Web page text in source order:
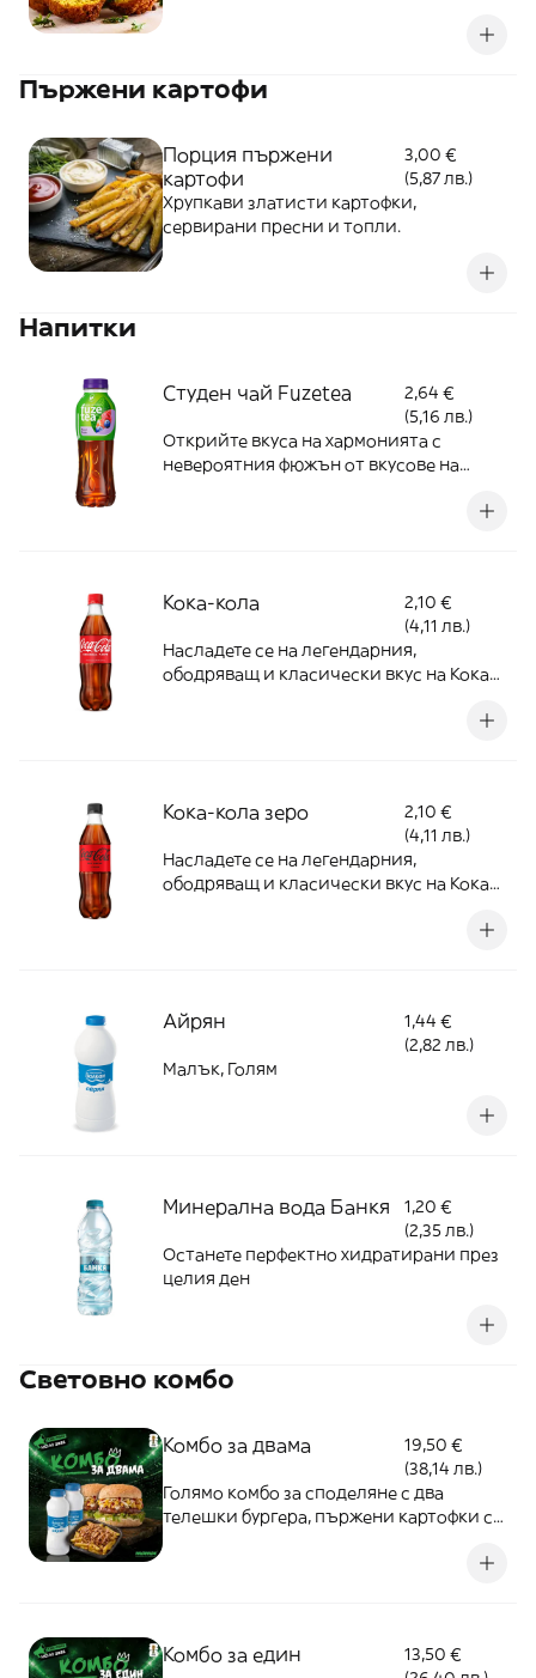
Пържени картофи
Порция пържени
картофи
3,00 €
(5,87 лв.)
Хрупкави златисти картофки,
сервирани пресни и топли.
Напитки
Студен чай Fuzetea
2,64 €
(5,16 лв.)
Открийте вкуса на хармонията с
невероятния фюжън от вкусове на
Кока-кола
2,10 €
(4,11 лв.)
Насладете се на легендарния,
ободряващ и класически вкус на Кока
Кока-кола зеро
2,10 €
(4,11 лв.)
Насладете се на легендарния,
ободряващ и класически вкус на Кока
Айрян
1,44 €
(2,82 лв.)
Малък, Голям
Минерална вода Банкя
1,20 €
(2,35 лв.)
Останете перфектно хидратирани през
целия ден
Световно комбо
Комбо за двама
19,50 €
(38,14 лв.)
Голямо комбо за споделяне с два
телешки бургера, пържени картофки с
Комбо за един
13,50 €